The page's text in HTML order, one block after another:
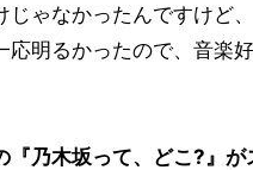
じゃなかったんですけど
応明るかったので、音楽
乃木坂って、どこ?』が